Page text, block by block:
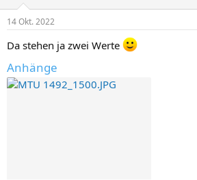
e
:
14 Okt. 2022
Da stehen ja zwei Werte
Anhänge